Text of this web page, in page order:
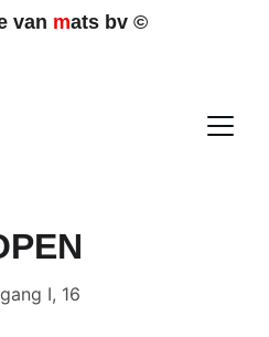
van mats bv ©
I, 16